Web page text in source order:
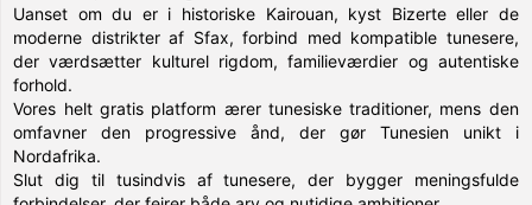
Uanset om du er i historiske Kairouan, kyst Bizerte eller de
moderne distrikter af Sfax, forbind med kompatible tunesere,
der værdsætter kulturel rigdom, familieværdier og autentiske
forhold.
Vores helt gratis platform ærer tunesiske traditioner, mens den
omfavner den progressive ånd, der gør Tunesien unikt i
Nordafrika.
Slut dig til tusindvis af tunesere, der bygger meningsfulde